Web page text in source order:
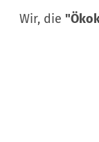
Wir, die